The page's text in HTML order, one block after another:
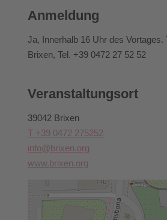
Anmeldung
Ja, Innerhalb 16 Uhr des Vortages.
Brixen, Tel. +39 0472 27 52 52
Veranstaltungsort
39042 Brixen
T +39 0472 275252
info@brixen.org
www.brixen.org